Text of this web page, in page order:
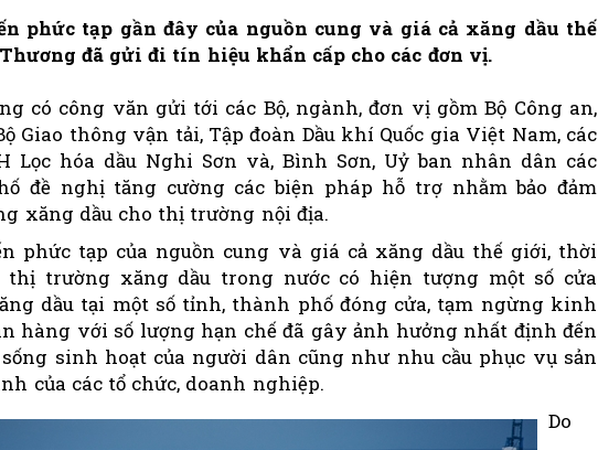
phức tạp gần đây của nguồn cung và giá cả xăng dầu thế
đã gửi đi tín hiệu khẩn cấp cho các đơn vị.
có công văn gửi tới các Bộ, ngành, đơn vị gồm Bộ Công an,
Giao thông vận tải, Tập đoàn Dầu khí Quốc gia Việt Nam, các
Lọc hóa dầu Nghi Sơn và, Bình Sơn, Uỷ ban nhân dân các
đề nghị tăng cường các biện pháp hỗ trợ nhằm bảo đảm
xăng dầu cho thị trường nội địa.
phức tạp của nguồn cung và giá cả xăng dầu thế giới, thời
thị trường xăng dầu trong nước có hiện tượng một số cửa
dầu tại một số tỉnh, thành phố đóng cửa, tạm ngừng kinh
hàng với số lượng hạn chế đã gây ảnh hưởng nhất định đến
sinh hoạt của người dân cũng như nhu cầu phục vụ sản
của các tổ chức, doanh nghiệp.
Do